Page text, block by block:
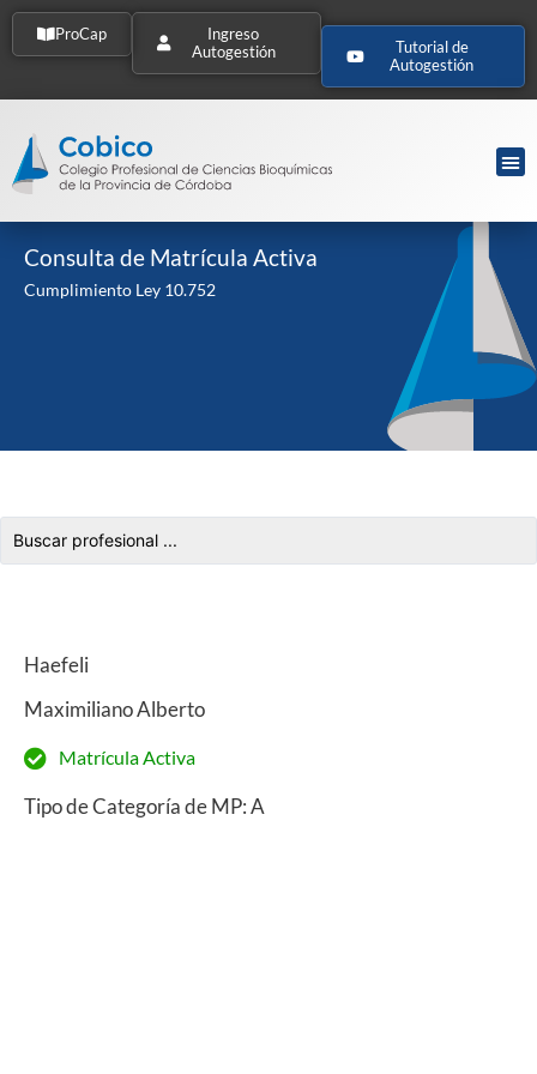
ProCap
Ingreso
Autogestión
Tutorial de
Autogestión
Consulta de Matrícula Activa
Cumplimiento Ley 10.752
Haefeli
Maximiliano Alberto
Matrícula Activa
Tipo de Categoría de MP: A